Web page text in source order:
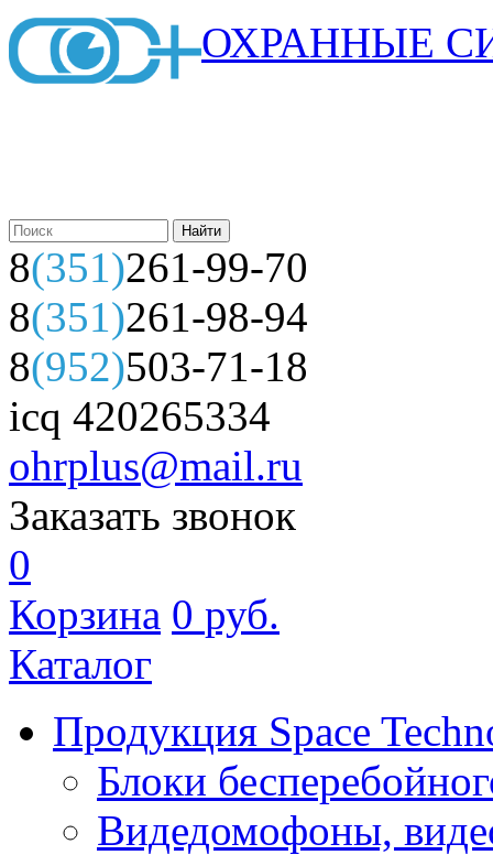
ОХРАННЫЕ
8(351)261-99-70
8(351)261-98-94
8(952)503-71-18
icq 420265334
ohrplus@mail.ru
Заказать звонок
0
Корзина 0 руб.
Каталог
Продукция Space
Блоки
Видедомофоны,